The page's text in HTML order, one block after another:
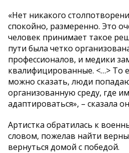
«Нет никакого
спокойно, размеренно. Это
человек принимает такое
пути была четко
профессионалов, и медики
квалифицированные. <…> То
можно сказать, люди
организованную среду, где
адаптироваться», – сказала
Артистка обратилась к
словом, пожелав найти
вернуться домой с победой.